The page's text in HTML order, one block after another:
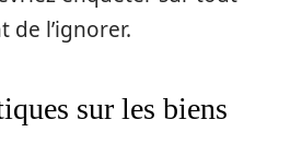
de l’ignorer.
sur les biens